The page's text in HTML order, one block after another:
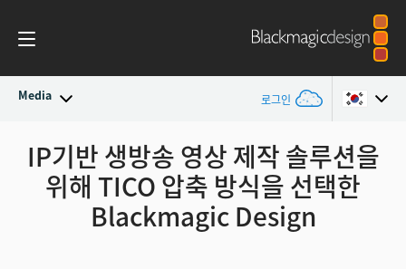
Media 로그인
최신 소식
뉴스 아카이브
Argentina
Australia
Austria
IP기반 생방송 영상 제작 솔루션을
위해 TICO 압축 방식을 선택한
Blackmagic Design